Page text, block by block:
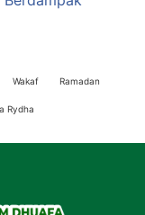
Wakaf Ramadan
Rydha